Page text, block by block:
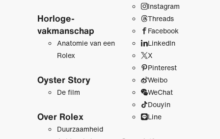
Horloge­
vakmanschap
Anatomie van een
Rolex
Oyster Story
De film
Over Rolex
Duurzaamheid
Instagram
Threads
Facebook
LinkedIn
X
Pinterest
Weibo
WeChat
Douyin
Line